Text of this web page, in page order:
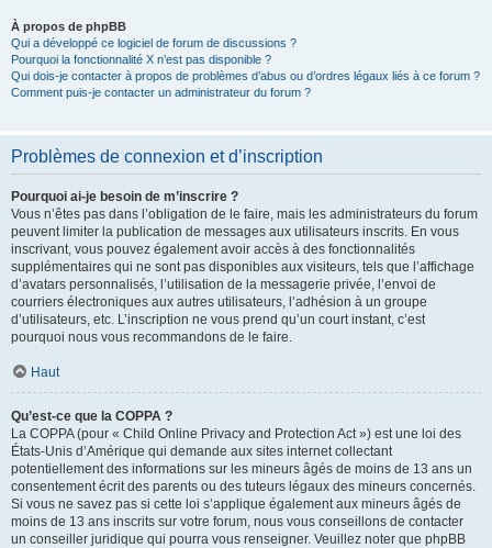
À propos de phpBB
Qui a développé ce logiciel de forum de discussions ?
Pourquoi la fonctionnalité X n’est pas disponible ?
Qui dois-je contacter à propos de problèmes d’abus ou d’ordres légaux liés à ce forum ?
Comment puis-je contacter un administrateur du forum ?
Problèmes de connexion et d’inscription
Pourquoi ai-je besoin de m’inscrire ?
Vous n’êtes pas dans l’obligation de le faire, mais les administrateurs du forum
peuvent limiter la publication de messages aux utilisateurs inscrits. En vous
inscrivant, vous pouvez également avoir accès à des fonctionnalités
supplémentaires qui ne sont pas disponibles aux visiteurs, tels que l’affichage
d’avatars personnalisés, l’utilisation de la messagerie privée, l’envoi de
courriers électroniques aux autres utilisateurs, l’adhésion à un groupe
d’utilisateurs, etc. L’inscription ne vous prend qu’un court instant, c’est
pourquoi nous vous recommandons de le faire.
Haut
Qu’est-ce que la COPPA ?
La COPPA (pour « Child Online Privacy and Protection Act ») est une loi des
États-Unis d’Amérique qui demande aux sites internet collectant
potentiellement des informations sur les mineurs âgés de moins de 13 ans un
consentement écrit des parents ou des tuteurs légaux des mineurs concernés.
Si vous ne savez pas si cette loi s’applique également aux mineurs âgés de
moins de 13 ans inscrits sur votre forum, nous vous conseillons de contacter
un conseiller juridique qui pourra vous renseigner. Veuillez noter que phpBB